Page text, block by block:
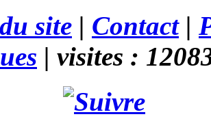
site | Contact|
| visites :